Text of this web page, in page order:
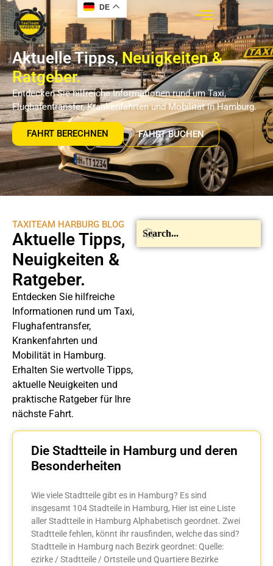
DE
Aktuelle Tipps,Neuigkeiten &
Ratgeber.
Entdecken Sie hilfreiche Informationen rund um Taxi,
Flughafentransfer, Krankenfahrten und Mobilität in Hamburg.
FAHRT BERECHNEN FAHRT BUCHEN
TAXITEAM HARBURG BLOG
Aktuelle Tipps,
Neuigkeiten &
Ratgeber.
Entdecken Sie hilfreiche
Informationen rund um Taxi,
Flughafentransfer,
Krankenfahrten und
Mobilität in Hamburg.
Erhalten Sie wertvolle Tipps,
aktuelle Neuigkeiten und
praktische Ratgeber für Ihre
nächste Fahrt.
Die Stadtteile in Hamburg und deren
Besonderheiten
Wie viele Stadtteile gibt es in Hamburg? Es sind
insgesamt 104 Stadteile in Hamburg, Hier ist eine Liste
aller Stadtteile in Hamburg Alphabetisch geordnet. Zwei
Stadtteile fehlen, könnt ihr rausfinden, welche das sind?
Stadtteile in Hamburg nach Bezirk geordnet: Quelle:
ezirke / Stadtteile / Ortsteile und Quartiere Bezirke